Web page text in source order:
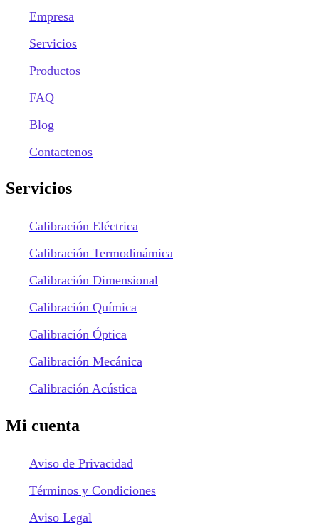
Empresa
Servicios
Productos
FAQ
Blog
Contactenos
Servicios
Calibración Eléctrica
Calibración Termodinámica
Calibración Dimensional
Calibración Química
Calibración Óptica
Calibración Mecánica
Calibración Acústica
Mi cuenta
Aviso de Privacidad
Términos y Condiciones
Aviso Legal